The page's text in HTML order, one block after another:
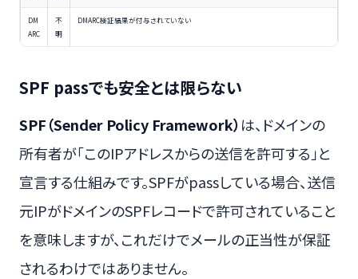
DM
ARC
不
明
DMARC検証結果が付与されていない
SPF passでも安全とは限らない
SPF（Sender Policy Framework） は、ドメインの
所有者が「このIPアドレスからの送信を許可する」と
宣言する仕組みです。SPFがpassしている場合、送信
元IPがドメインのSPFレコードで許可されていること
を意味しますが、これだけでメールの正当性が保証
されるわけではありません。